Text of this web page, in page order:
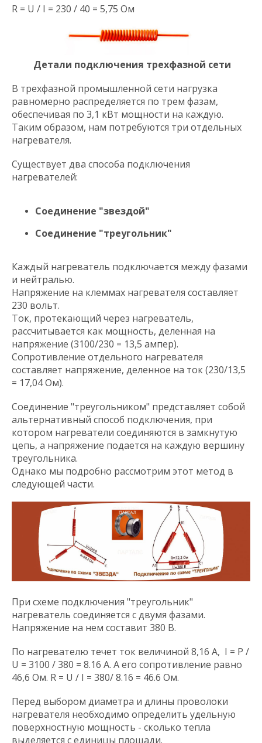
R = U / I = 230 / 40 = 5,75 Ом
Детали подключения трехфазной сети
В трехфазной промышленной сети нагрузка
равномерно распределяется по трем фазам,
обеспечивая по 3,1 кВт мощности на каждую.
Таким образом, нам потребуются три отдельных
нагревателя.
Существует два способа подключения
нагревателей:
Соединение "звездой"
Соединение "треугольник"
Каждый нагреватель подключается между фазами
и нейтралью.
Напряжение на клеммах нагревателя составляет
230 вольт.
Ток, протекающий через нагреватель,
рассчитывается как мощность, деленная на
напряжение (3100/230 = 13,5 ампер).
Сопротивление отдельного нагревателя
составляет напряжение, деленное на ток (230/13,5
= 17,04 Ом).
Соединение "треугольником" представляет собой
альтернативный способ подключения, при
котором нагреватели соединяются в замкнутую
цепь, а напряжение подается на каждую вершину
треугольника.
Однако мы подробно рассмотрим этот метод в
следующей части.
При схеме подключения "треугольник"
нагреватель соединяется с двумя фазами.
Напряжение на нем составит 380 В.
По нагревателю течет ток величиной 8,16 А, I = P /
U = 3100 / 380 = 8.16 А. А его сопротивление равно
46,6 Ом. R = U / I = 380/ 8.16 = 46.6 Ом.
Перед выбором диаметра и длины проволоки
нагревателя необходимо определить удельную
поверхностную мощность - сколько тепла
выделяется с единицы площади.